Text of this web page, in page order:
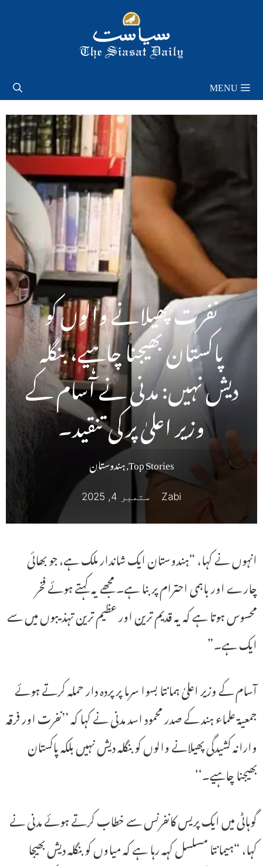
MENU
نفرت پھیلانے والوں کو
پاکستان بھیجنا چاہیے، بنگلہ
دیش نہیں: مدنی نے آسام کے
وزیر اعلیٰ پر کی تنقید۔
Top Stories
,ہندوستان
Zabi ستمبر 4, 2025
انہوں نے کہا، “ہندوستان ایک شاندار ملک ہے، جو بھائی
چارے اور باہمی احترام پر بنا ہے۔ مجھے یہ کہتے ہوئے فخر
محسوس ہوتا ہے کہ یہ قدیم ترین اور عظیم ترین تہذیبوں میں سے
ایک ہے۔”
آسام کے وزیر اعلیٰ ہمانتا بسوا سرما پر پردہ دار حملہ کرتے ہوئے
جمعیۃ علماء ہند کے صدر محمود اسد مدنی نے کہا کہ ’’نفرت اور فرقہ
وارانہ کشیدگی پھیلانے والوں کو بنگلہ دیش نہیں بلکہ پاکستان
بھیجنا چاہیے۔‘‘
گوہاٹی میں ایک پریس کانفرنس سے خطاب کرتے ہوئے مدنی نے
کہا، “ہیمانتا مسلسل کہہ رہا ہے کہ میاوں کو بنگلہ دیش بھیجا